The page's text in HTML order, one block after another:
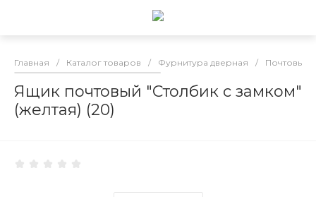
Главная / Каталог товаров / Фурнитура дверная / Почтовые
Ящик почтовый "Столбик с замком"
(желтая) (20)